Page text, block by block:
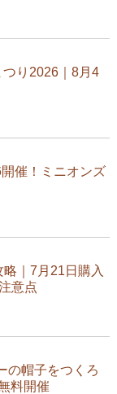
り2026｜8月4
催！ミニオンズ
｜7月21日購入
意点
の帽子をつくろ
料開催